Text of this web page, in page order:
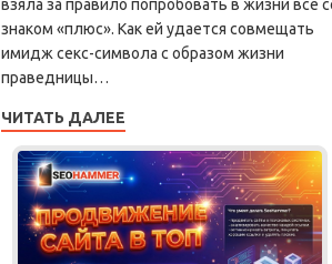
взяла за правило попробовать в жизни все
знаком «плюс». Как ей удается совмещать
имидж секс-символа с образом жизни
праведницы…
ЧИТАТЬ ДАЛЕЕ